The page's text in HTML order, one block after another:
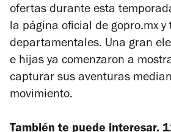
ofertas durante esta
la página oficial de gopro.mx y
departamentales. Una gran
e hijas ya comenzaron a
capturar sus aventuras
movimiento.
También te puede interesar.